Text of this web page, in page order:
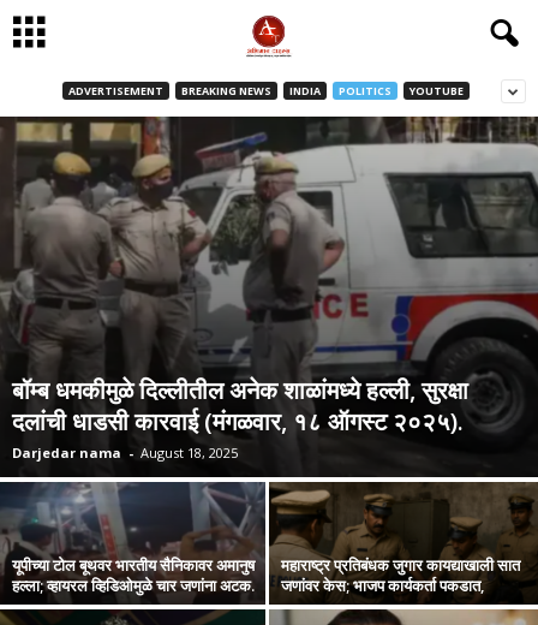
ADVERTISEMENT BREAKING NEWS INDIA POLITICS YOUTUBE
बॉम्ब धमकीमुळे दिल्लीतील अनेक शाळांमध्ये हल्ली, सुरक्षा
दलांची धाडसी कारवाई (मंगळवार, १८ ऑगस्ट २०२५).
Darjedar nama - August 18, 2025
यूपीच्या टोल बूथवर भारतीय सैनिकावर अमानुष
हल्ला; व्हायरल व्हिडिओमुळे चार जणांना अटक.
महाराष्ट्र प्रतिबंधक जुगार कायद्याखाली सात
जणांवर केस; भाजप कार्यकर्ता पकडात,